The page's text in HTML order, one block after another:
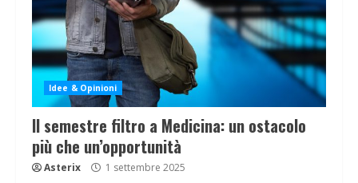
Idee & Opinioni
Il semestre filtro a Medicina: un ostacolo
più che un’opportunità
Asterix 1 settembre 2025